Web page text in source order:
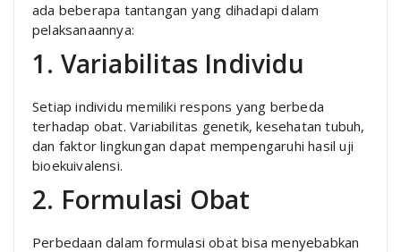
ada beberapa tantangan yang dihadapi dalam
pelaksanaannya:
1. Variabilitas Individu
Setiap individu memiliki respons yang berbeda
terhadap obat. Variabilitas genetik, kesehatan tubuh,
dan faktor lingkungan dapat mempengaruhi hasil uji
bioekuivalensi.
2. Formulasi Obat
Perbedaan dalam formulasi obat bisa menyebabkan